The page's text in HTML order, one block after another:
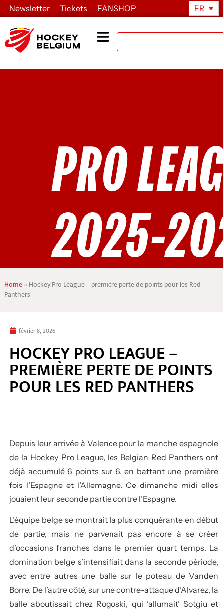
Newsletter Tickets FANSHOP FR
Home» Hockey Pro League – première perte de points pour les Red
Panthers
février 8, 2026
HOCKEY PRO LEAGUE –
PREMIÈRE PERTE DE POINTS
POUR LES RED PANTHERS
Depuis leur arrivée à Valence pour la manche espagnole
de la Hockey Pro League, les Belgian Red Panthers ont
déjà accumulé 6 points sur 6, en battant une première
fois l’Espagne et l’Allemagne. Ce dimanche midi elles
jouaient leur seconde partie contre l’Espagne.
L’équipe belge se montrait la plus conquérante en début
de partie, mais ne parvenait pas encore à se créer
d’occasions franches dans le premier quart temps. La
domination belge s’intensifiait dans la seconde période,
avec entre autres une balle sur le poteau de Vanden
Borre. De l’autre côté, sur une contre-attaque d’Alvarez, la
balle aboutissait chez Rogoski, qui ‘allumait’ Sotgiu et